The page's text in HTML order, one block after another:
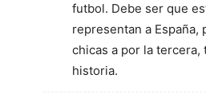
futbol. Debe ser que
representan a España,
chicas a por la tercera,
historia.